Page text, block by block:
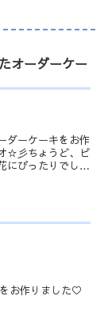
オーダーケー
ダーケーキをお作
☆彡ちょうど、ピ
にぴったりでし
お作りました♡